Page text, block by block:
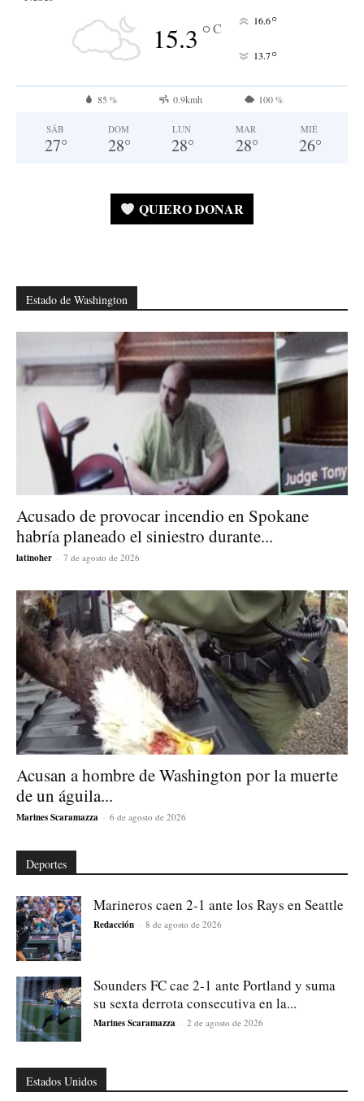
15.3°C 16.6°
13.7°
85 % 0.9kmh 100 %
SÁB
27°
DOM
28°
LUN
28°
MAR
28°
MIÉ
26°
QUIERO DONAR
Estado de Washington
Acusado de provocar incendio en Spokane
habría planeado el siniestro durante...
latinoher - 7 de agosto de 2026
Acusan a hombre de Washington por la muerte
de un águila...
Marines Scaramazza - 6 de agosto de 2026
Deportes
Marineros caen 2-1 ante los Rays en Seattle
Redacción - 8 de agosto de 2026
Sounders FC cae 2-1 ante Portland y suma
su sexta derrota consecutiva en la...
Marines Scaramazza - 2 de agosto de 2026
Estados Unidos